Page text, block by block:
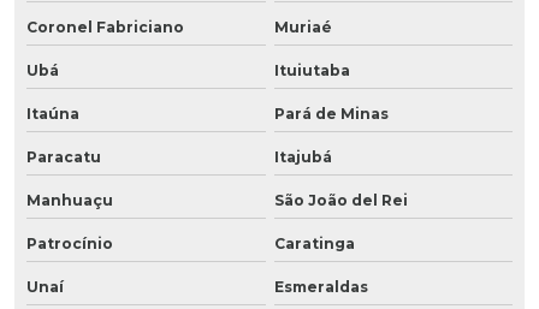
Coronel Fabriciano Muriaé
Ubá Ituiutaba
Itaúna Pará de Minas
Paracatu Itajubá
Manhuaçu São João del Rei
Patrocínio Caratinga
Unaí Esmeraldas